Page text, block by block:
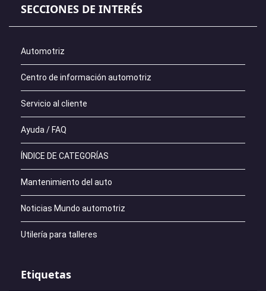
SECCIONES DE INTERÉS
Automotriz
Centro de información automotriz
Servicio al cliente
Ayuda / FAQ
ÍNDICE DE CATEGORÍAS
Mantenimiento del auto
Noticias Mundo automotriz
Utilería para talleres
Etiquetas